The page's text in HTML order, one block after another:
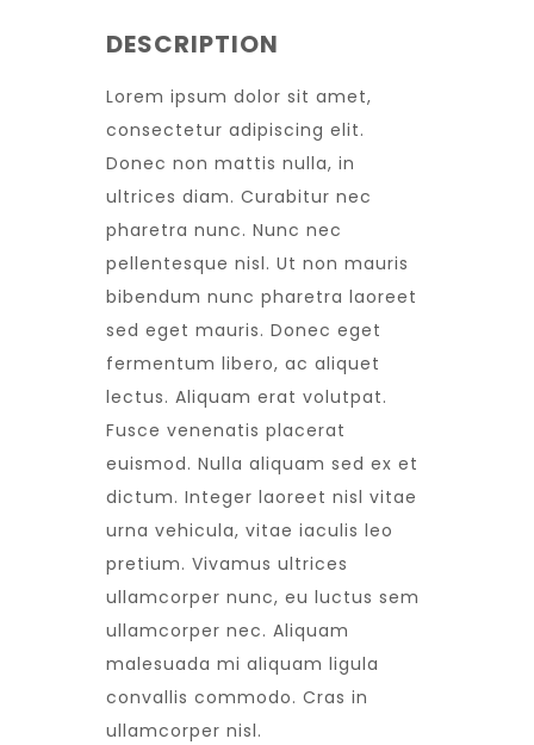
DESCRIPTION
Lorem ipsum dolor sit amet,
consectetur adipiscing elit.
Donec non mattis nulla, in
ultrices diam. Curabitur nec
pharetra nunc. Nunc nec
pellentesque nisl. Ut non mauris
bibendum nunc pharetra laoreet
sed eget mauris. Donec eget
fermentum libero, ac aliquet
lectus. Aliquam erat volutpat.
Fusce venenatis placerat
euismod. Nulla aliquam sed ex et
dictum. Integer laoreet nisl vitae
urna vehicula, vitae iaculis leo
pretium. Vivamus ultrices
ullamcorper nunc, eu luctus sem
ullamcorper nec. Aliquam
malesuada mi aliquam ligula
convallis commodo. Cras in
ullamcorper nisl.